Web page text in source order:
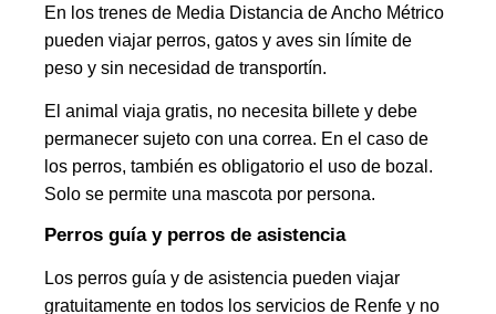
En los trenes de Media Distancia de Ancho Métrico
pueden viajar perros, gatos y aves sin límite de
peso y sin necesidad de transportín.
El animal viaja gratis, no necesita billete y debe
permanecer sujeto con una correa. En el caso de
los perros, también es obligatorio el uso de bozal.
Solo se permite una mascota por persona.
Perros guía y perros de asistencia
Los perros guía y de asistencia pueden viajar
gratuitamente en todos los servicios de Renfe y no